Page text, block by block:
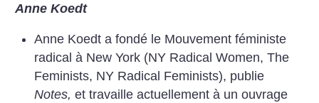
Anne Koedt
Anne Koedt a fondé le Mouvement féministe
radical à New York (NY Ra­dical Women, The
Feminists, NY Radical Feminists), publie
Notes, et travaille actuellement à un ouvrage